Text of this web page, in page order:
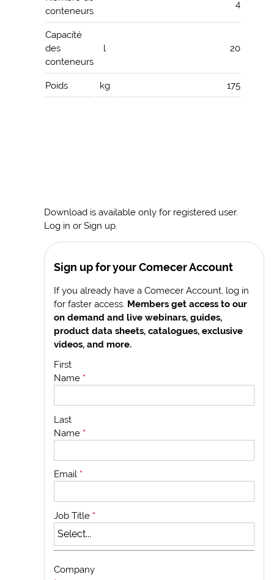
conteneurs
4
Capacité
des
conteneurs
l 20
Poids kg 175
Download is available only for registered user.
Log in or Sign up.
Sign up for your Comecer Account
If you already have a Comecer Account, log in
for faster access. Members get access to our
on demand and live webinars, guides,
product data sheets, catalogues, exclusive
videos, and more.
First
Name *
Last
Name *
Email *
Job Title *
Company